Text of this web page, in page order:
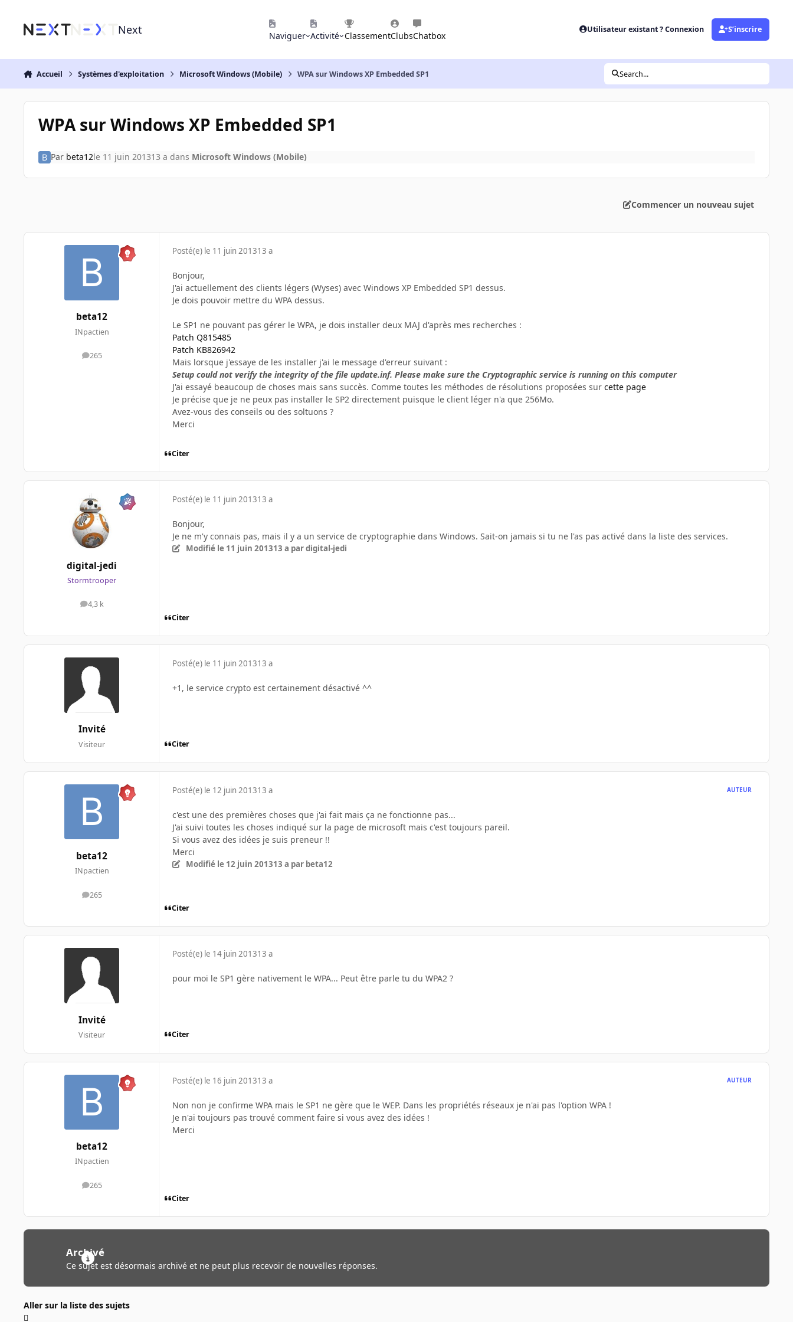
Next Naviguer Activité ClassementClubsChatbox
Utilisateur existant ? Connexion S’inscrire
Accueil Systèmes d'exploitation Microsoft Windows (Mobile) WPA sur Windows XP Embedded SP1 Search...
WPA sur Windows XP Embedded SP1
Par beta12le 11 juin 201313 a dans Microsoft Windows (Mobile)
Commencer un nouveau sujet
beta12
INpactien
265
messages
Posté(e) le 11 juin 201313 a
Bonjour,
J'ai actuellement des clients légers (Wyses) avec Windows XP Embedded SP1 dessus.
Je dois pouvoir mettre du WPA dessus.
Le SP1 ne pouvant pas gérer le WPA, je dois installer deux MAJ d'après mes recherches :
Patch Q815485
Patch KB826942
Mais lorsque j'essaye de les installer j'ai le message d'erreur suivant :
Setup could not verify the integrity of the file update.inf. Please make sure the Cryptographic service is running on this computer
J'ai essayé beaucoup de choses mais sans succès. Comme toutes les méthodes de résolutions proposées sur cette page
Je précise que je ne peux pas installer le SP2 directement puisque le client léger n'a que 256Mo.
Avez-vous des conseils ou des soltuons ?
Merci
Citer
digital-jedi
Stormtrooper
4,3 k
messages
Posté(e) le 11 juin 201313 a
Bonjour,
Je ne m'y connais pas, mais il y a un service de cryptographie dans Windows. Sait-on jamais si tu ne l'as pas activé dans la liste des services.
Modifié le 11 juin 201313 a par digital-jedi
Citer
Invité
Visiteur
Posté(e) le 11 juin 201313 a
+1, le service crypto est certainement désactivé ^^
Citer
beta12
INpactien
265
messages
Posté(e) le 12 juin 201313 a AUTEUR
c'est une des premières choses que j'ai fait mais ça ne fonctionne pas...
J'ai suivi toutes les choses indiqué sur la page de microsoft mais c'est toujours pareil.
Si vous avez des idées je suis preneur !!
Merci
Modifié le 12 juin 201313 a par beta12
Citer
Invité
Visiteur
Posté(e) le 14 juin 201313 a
pour moi le SP1 gère nativement le WPA... Peut être parle tu du WPA2 ?
Citer
beta12
INpactien
265
messages
Posté(e) le 16 juin 201313 a AUTEUR
Non non je confirme WPA mais le SP1 ne gère que le WEP. Dans les propriétés réseaux je n'ai pas l'option WPA !
Je n'ai toujours pas trouvé comment faire si vous avez des idées !
Merci
Citer
Archivé
Ce sujet est désormais archivé et ne peut plus recevoir de nouvelles réponses.
Aller sur la liste des sujets